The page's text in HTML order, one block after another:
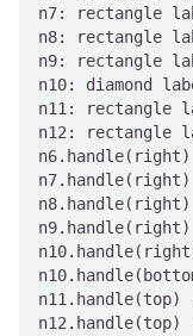
n7: rectangle
n8: rectangle
n9: rectangle
n10: diamond
n11: rectangle
n12: rectangle
n11.handle(top)
n12.handle(top)